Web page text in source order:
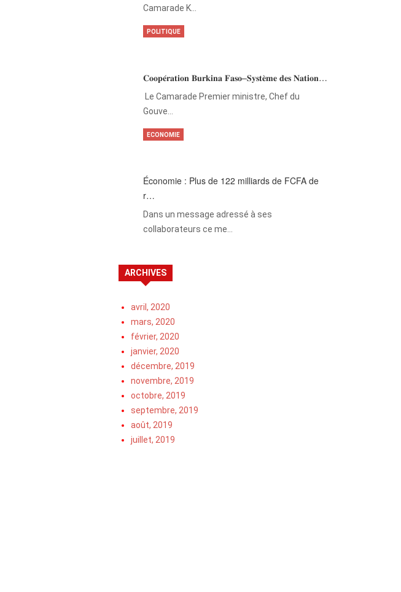
Camarade K…
𝐂𝐨𝐨𝐩𝐞́𝐫𝐚𝐭𝐢𝐨𝐧 𝐁𝐮𝐫𝐤𝐢𝐧𝐚 𝐅𝐚𝐬𝐨–𝐒𝐲𝐬𝐭𝐞̀𝐦𝐞 𝐝𝐞𝐬 𝐍𝐚𝐭𝐢𝐨𝐧…
‎Le Camarade Premier ministre, Chef du
Gouve…
POLITIQUE
Économie : Plus de 122 milliards de FCFA de
r…
Dans un message adressé à ses
collaborateurs ce me…
ECONOMIE
ARCHIVES
avril, 2020
mars, 2020
février, 2020
janvier, 2020
décembre, 2019
novembre, 2019
octobre, 2019
septembre, 2019
août, 2019
juillet, 2019